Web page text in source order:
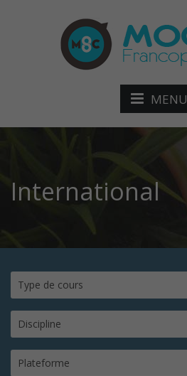
MENU
International
Type de cours
Discipline
Plateforme